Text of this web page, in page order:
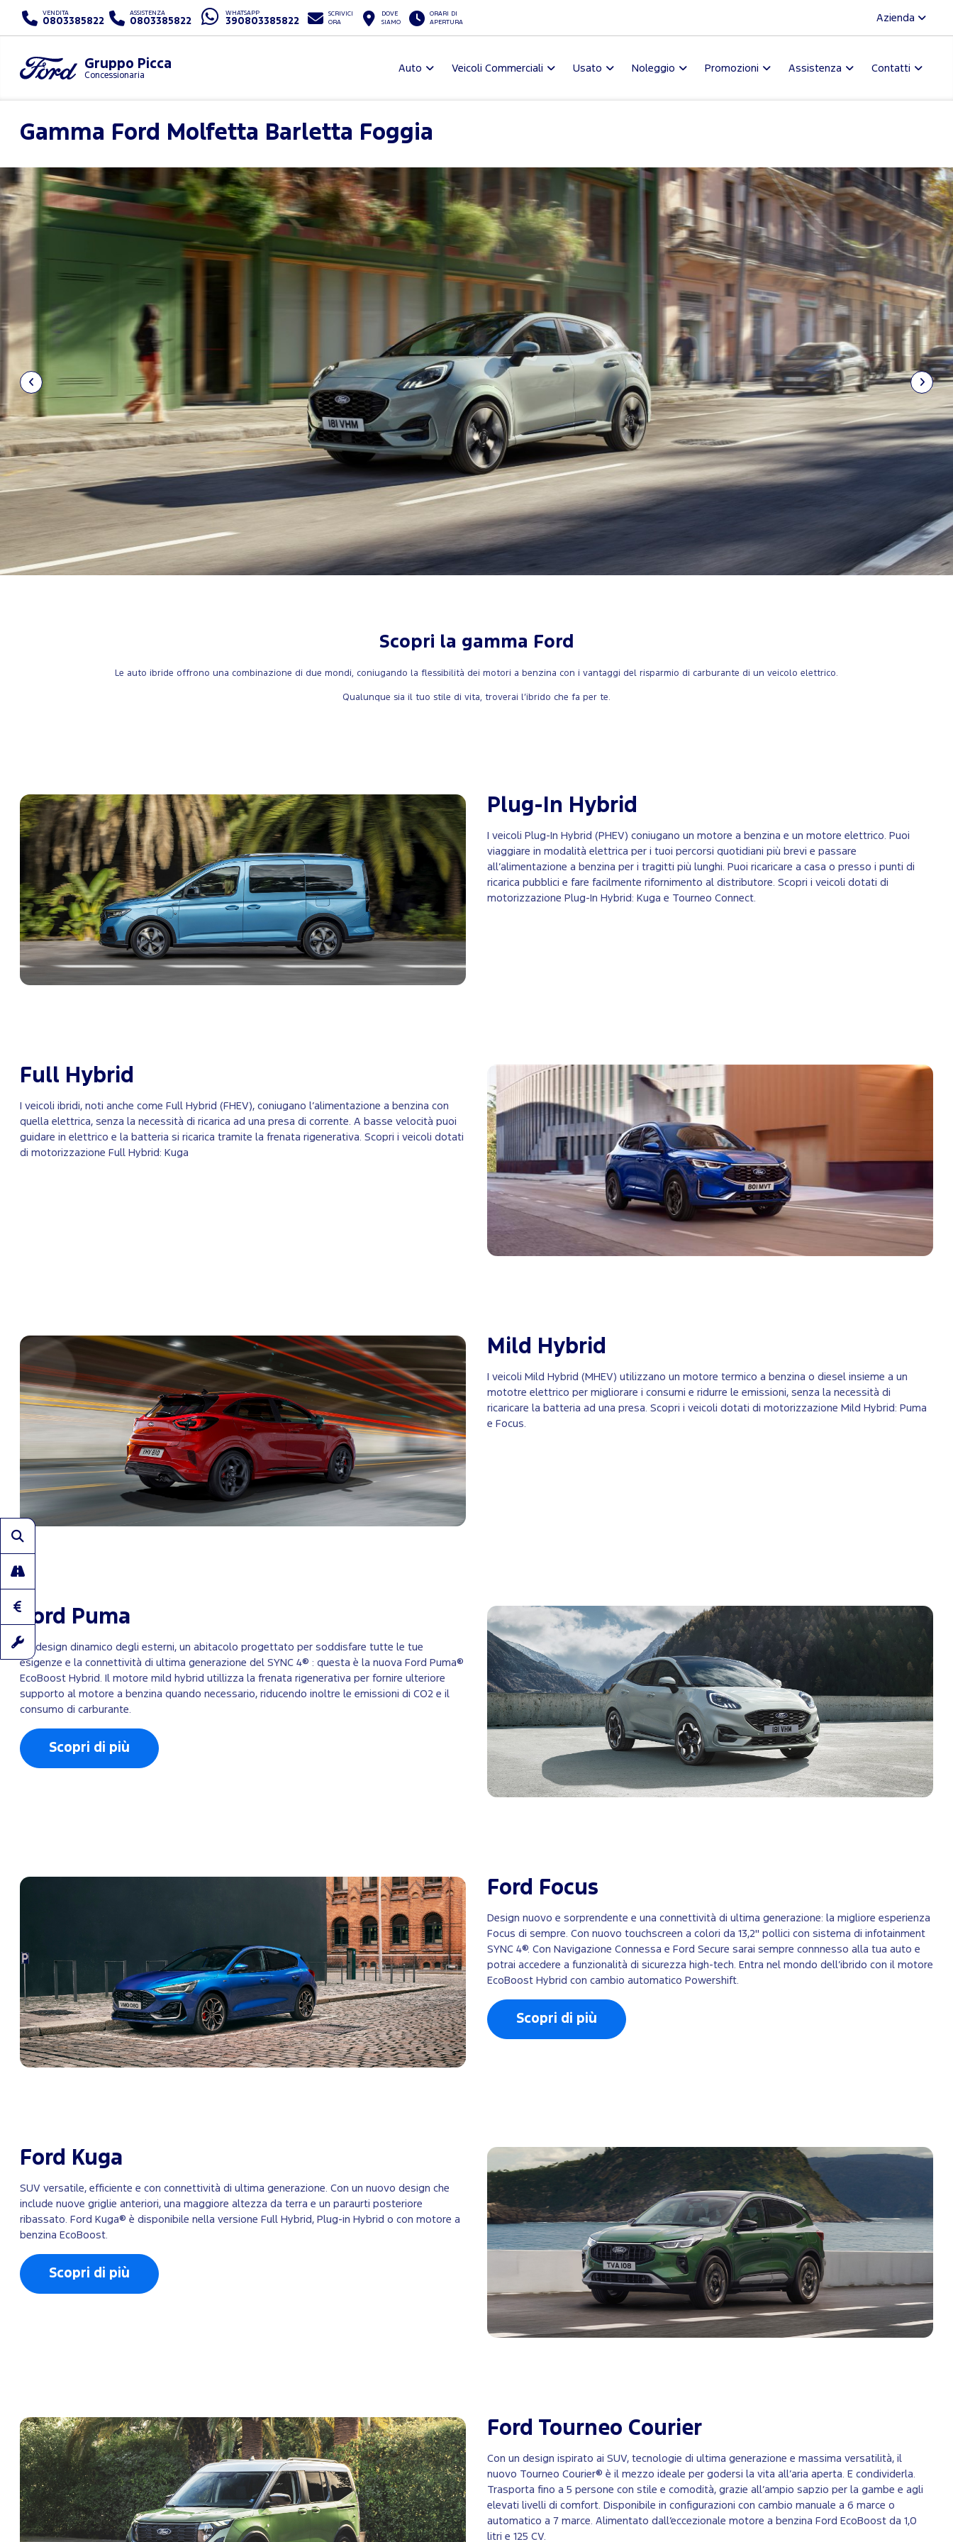
VENDITA
0803385822
ASSISTENZA
0803385822
WHATSAPP
390803385822
SCRIVICI
ORA
DOVE
SIAMO
ORARI DI
APERTURA
Azienda
Gruppo Picca
Concessionaria
Auto Veicoli Commerciali Usato Noleggio Promozioni Assistenza Contatti
Gamma Ford Molfetta Barletta Foggia
Scopri la gamma Ford
Le auto ibride offrono una combinazione di due mondi, coniugando la flessibilità dei motori a benzina con i vantaggi del risparmio di carburante di un veicolo elettrico.
Qualunque sia il tuo stile di vita, troverai l’ibrido che fa per te.
Plug-In Hybrid
I veicoli Plug-In Hybrid (PHEV) coniugano un motore a benzina e un motore elettrico. Puoi
viaggiare in modalità elettrica per i tuoi percorsi quotidiani più brevi e passare
all’alimentazione a benzina per i tragitti più lunghi. Puoi ricaricare a casa o presso i punti di
ricarica pubblici e fare facilmente rifornimento al distributore. Scopri i veicoli dotati di
motorizzazione Plug-In Hybrid: Kuga e Tourneo Connect.
Full Hybrid
I veicoli ibridi, noti anche come Full Hybrid (FHEV), coniugano l’alimentazione a benzina con
quella elettrica, senza la necessità di ricarica ad una presa di corrente. A basse velocità puoi
guidare in elettrico e la batteria si ricarica tramite la frenata rigenerativa. Scopri i veicoli dotati
di motorizzazione Full Hybrid: Kuga
Mild Hybrid
I veicoli Mild Hybrid (MHEV) utilizzano un motore termico a benzina o diesel insieme a un
mototre elettrico per migliorare i consumi e ridurre le emissioni, senza la necessità di
ricaricare la batteria ad una presa. Scopri i veicoli dotati di motorizzazione Mild Hybrid: Puma
e Focus.
Ford Puma
Un design dinamico degli esterni, un abitacolo progettato per soddisfare tutte le tue
esigenze e la connettività di ultima generazione del SYNC 4® : questa è la nuova Ford Puma®
EcoBoost Hybrid. Il motore mild hybrid utillizza la frenata rigenerativa per fornire ulteriore
supporto al motore a benzina quando necessario, riducendo inoltre le emissioni di CO2 e il
consumo di carburante.
Scopri di più
Ford Focus
Design nuovo e sorprendente e una connettività di ultima generazione: la migliore esperienza
Focus di sempre. Con nuovo touchscreen a colori da 13,2" pollici con sistema di infotainment
SYNC 4®. Con Navigazione Connessa e Ford Secure sarai sempre connnesso alla tua auto e
potrai accedere a funzionalità di sicurezza high-tech. Entra nel mondo dell’ibrido con il motore
EcoBoost Hybrid con cambio automatico Powershift.
Scopri di più
Ford Kuga
SUV versatile, efficiente e con connettività di ultima generazione. Con un nuovo design che
include nuove griglie anteriori, una maggiore altezza da terra e un paraurti posteriore
ribassato. Ford Kuga® è disponibile nella versione Full Hybrid, Plug-in Hybrid o con motore a
benzina EcoBoost.
Scopri di più
Ford Tourneo Courier
Con un design ispirato ai SUV, tecnologie di ultima generazione e massima versatilità, il
nuovo Tourneo Courier® è il mezzo ideale per godersi la vita all’aria aperta. E condividerla.
Trasporta fino a 5 persone con stile e comodità, grazie all’ampio sapzio per la gambe e agli
elevati livelli di comfort. Disponibile in configurazioni con cambio manuale a 6 marce o
automatico a 7 marce. Alimentato dall’eccezionale motore a benzina Ford EcoBoost da 1,0
litri e 125 CV.